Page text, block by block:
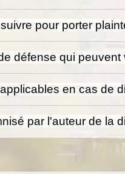
pour porter
défense qui
en cas de
par l'auteur de la